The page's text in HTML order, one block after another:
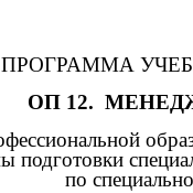
ПРОГРАММА
ОП 12.
подготовки
по